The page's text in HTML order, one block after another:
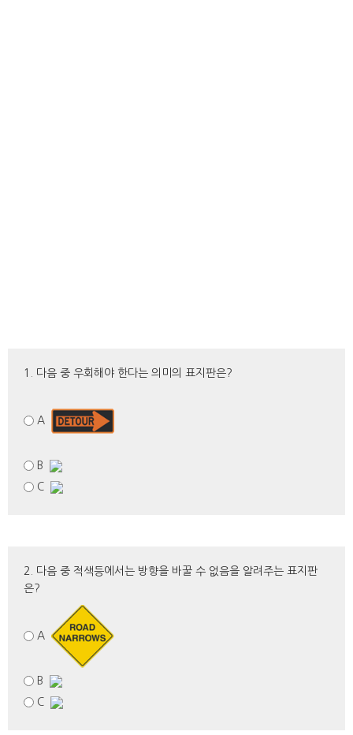
1. 다음 중 우회해야 한다는 의미의 표지판은?
A
B
C
2. 다음 중 적색등에서는 방향을 바꿀 수 없음을 알려주는 표지판
은?
A
B
C